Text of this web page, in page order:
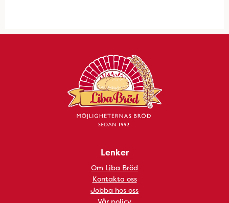
Lenker
Om Liba Bröd
Kontakta oss
Jobba hos oss